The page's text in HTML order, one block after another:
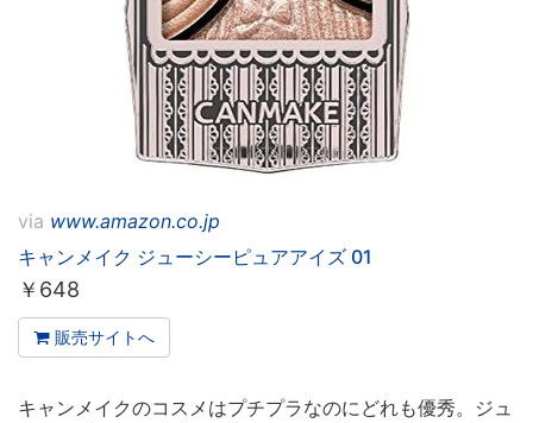
via www.amazon.co.jp
キャンメイク ジューシーピュアアイズ 01
￥ 648
販売サイトへ
キャンメイクのコスメはプチプラなのにどれも優秀。ジュ